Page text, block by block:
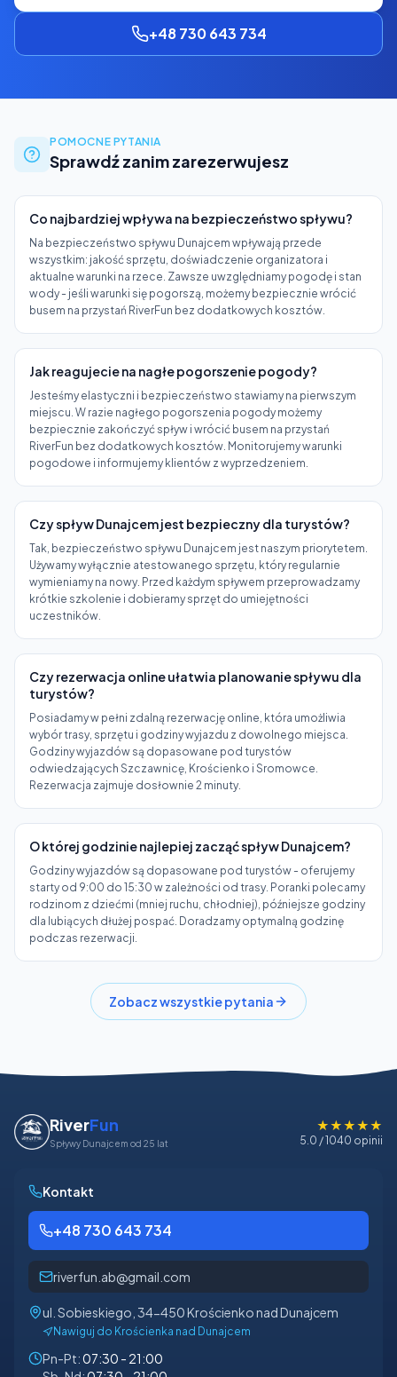
+48 730 643 734
POMOCNE PYTANIA
Sprawdź zanim zarezerwujesz
Co najbardziej wpływa na bezpieczeństwo spływu?
Na bezpieczeństwo spływu Dunajcem wpływają przede
wszystkim: jakość sprzętu, doświadczenie organizatora i
aktualne warunki na rzece. Zawsze uwzględniamy pogodę i stan
wody - jeśli warunki się pogorszą, możemy bezpiecznie wrócić
busem na przystań RiverFun bez dodatkowych kosztów.
Jak reagujecie na nagłe pogorszenie pogody?
Jesteśmy elastyczni i bezpieczeństwo stawiamy na pierwszym
miejscu. W razie nagłego pogorszenia pogody możemy
bezpiecznie zakończyć spływ i wrócić busem na przystań
RiverFun bez dodatkowych kosztów. Monitorujemy warunki
pogodowe i informujemy klientów z wyprzedzeniem.
Czy spływ Dunajcem jest bezpieczny dla turystów?
Tak, bezpieczeństwo spływu Dunajcem jest naszym priorytetem.
Używamy wyłącznie atestowanego sprzętu, który regularnie
wymieniamy na nowy. Przed każdym spływem przeprowadzamy
krótkie szkolenie i dobieramy sprzęt do umiejętności
uczestników.
Czy rezerwacja online ułatwia planowanie spływu dla
turystów?
Posiadamy w pełni zdalną rezerwację online, która umożliwia
wybór trasy, sprzętu i godziny wyjazdu z dowolnego miejsca.
Godziny wyjazdów są dopasowane pod turystów
odwiedzających Szczawnicę, Krościenko i Sromowce.
Rezerwacja zajmuje dosłownie 2 minuty.
O której godzinie najlepiej zacząć spływ Dunajcem?
Godziny wyjazdów są dopasowane pod turystów - oferujemy
starty od 9:00 do 15:30 w zależności od trasy. Poranki polecamy
rodzinom z dziećmi (mniej ruchu, chłodniej), późniejsze godziny
dla lubiących dłużej pospać. Doradzamy optymalną godzinę
podczas rezerwacji.
Zobacz wszystkie pytania
RiverFun
Spływy Dunajcem od 25 lat
★★★★★
5.0 / 1040 opinii
Kontakt
+48 730 643 734
riverfun.ab@gmail.com
ul. Sobieskiego, 34-450 Krościenko nad Dunajcem
Nawiguj do Krościenka nad Dunajcem
Pn-Pt:07:30 - 21:00